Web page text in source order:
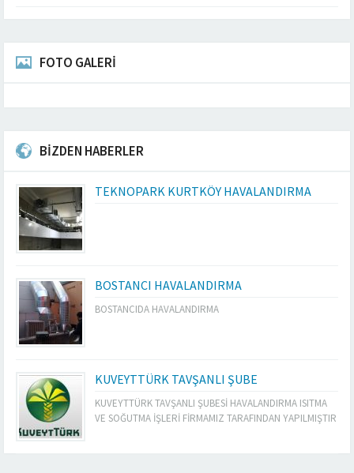
FOTO GALERİ
BİZDEN HABERLER
TEKNOPARK KURTKÖY HAVALANDIRMA
BOSTANCI HAVALANDIRMA
BOSTANCIDA HAVALANDIRMA
KUVEYTTÜRK TAVŞANLI ŞUBE
KUVEYTTÜRK TAVŞANLI ŞUBESİ HAVALANDIRMA ISITMA
VE SOĞUTMA İŞLERİ FİRMAMIZ TARAFINDAN YAPILMIŞTIR